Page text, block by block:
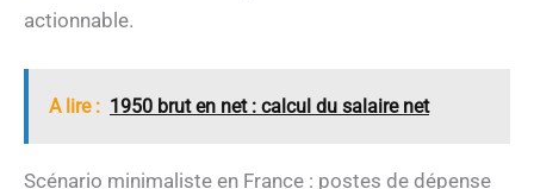
actionnable.
A lire : 1950 brut en net : calcul du salaire net
Scénario minimaliste en France : postes de dépense